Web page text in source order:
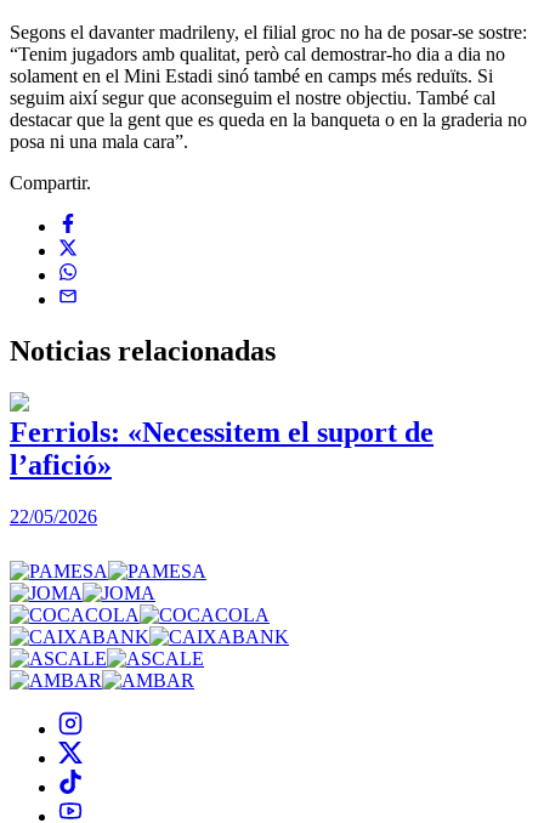
Segons el davanter madrileny, el filial groc no ha de posar-se sostre:
“Tenim jugadors amb qualitat, però cal demostrar-ho dia a dia no
solament en el Mini Estadi sinó també en camps més reduïts. Si
seguim així segur que aconseguim el nostre objectiu. També cal
destacar que la gent que es queda en la banqueta o en la graderia no
posa ni una mala cara”.
Compartir.
Noticias relacionadas
Ferriols: «Necessitem el suport de
l’afició»
22/05/2026